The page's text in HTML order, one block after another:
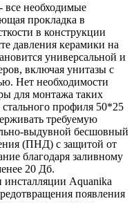
все необходимые
прокладка в
в конструкции
давления керамики на
универсальной и
включая унитазы с
Нет необходимости
для монтажа таких
профиля 50*25
требуемую
выдувной бесшовный
(ПНД) с защитой от
благодаря заливному
20 Дб.
инсталляции Aquanika
появления